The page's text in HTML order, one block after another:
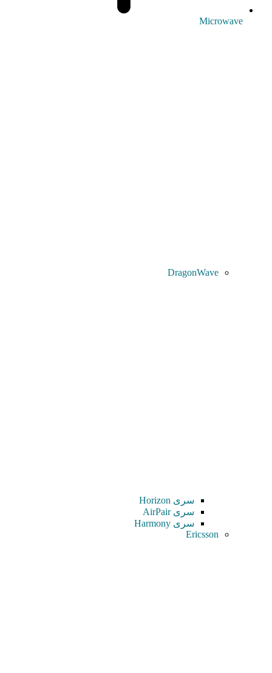
Microwave
DragonWave
سری Horizon
سری AirPair
سری Harmony
Ericsson